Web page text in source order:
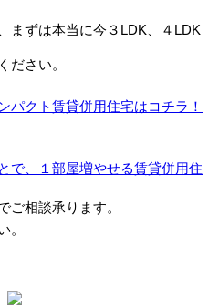
まずは本当に今３LDK、４LDK
ださい。
パクト賃貸併用住宅はコチラ！
で、１部屋増やせる賃貸併用住
ご相談承ります。
。